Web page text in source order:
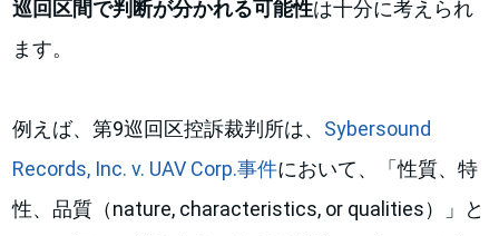
巡回区間で判断が分かれる可能性は十分に考えられ
ます。
例えば、第9巡回区控訴裁判所は、 Sybersound
Records, Inc. v. UAV Corp.事件において、「性質、特
性、品質（nature, characteristics, or qualities）」と